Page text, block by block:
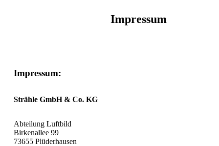
Impressum
Impressum:
Strähle GmbH & Co. KG
Abteilung Luftbild
Birkenallee 99
73655 Plüderhausen